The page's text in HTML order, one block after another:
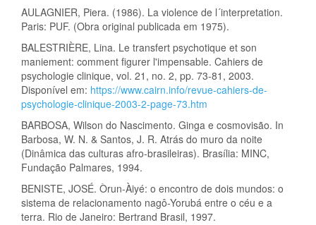
AULAGNIER, Piera. (1986). La violence de l´interpretation.
Paris: PUF. (Obra original publicada em 1975).
BALESTRIÈRE, Lina. Le transfert psychotique et son
maniement: comment figurer l'impensable. Cahiers de
psychologie clinique, vol. 21, no. 2, pp. 73-81, 2003.
Disponível em: https://www.cairn.info/revue-cahiers-de-
psychologie-clinique-2003-2-page-73.htm
BARBOSA, Wilson do Nascimento. Ginga e cosmovisão. In
Barbosa, W. N. & Santos, J. R. Atrás do muro da noite
(Dinâmica das culturas afro-brasileiras). Brasília: MINC,
Fundação Palmares, 1994.
BENISTE, JOSÉ. Òrun-Àiyé: o encontro de dois mundos: o
sistema de relacionamento nagô-Yorubá entre o céu e a
terra. Rio de Janeiro: Bertrand Brasil, 1997.